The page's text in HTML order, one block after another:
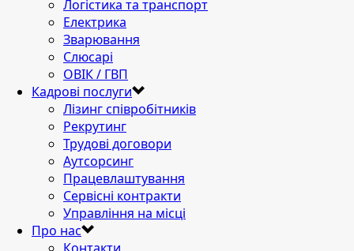
Логістика та транспорт
Електрика
Зварювання
Слюсарі
ОВІК / ГВП
Кадрові послуги
Лізинг співробітників
Рекрутинг
Трудові договори
Аутсорсинг
Працевлаштування
Сервісні контракти
Управління на місці
Про нас